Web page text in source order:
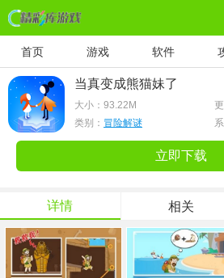
首页 游戏 软件
当真变成熊猫妹了
大小： 93.22M
类别： 冒险解谜
立即下载
详情 相关